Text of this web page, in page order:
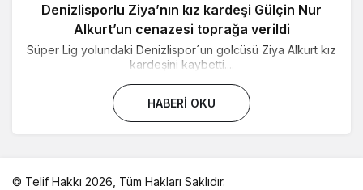
Denizlisporlu Ziya’nın kız kardeşi Gülçin Nur
Alkurt’un cenazesi toprağa verildi
Süper Lig yolundaki Denizlispor´un golcüsü Ziya Alkurt kız
kardeşini kaybetti....
HABERI OKU
© Telif Hakkı 2026, Tüm Hakları Saklıdır.